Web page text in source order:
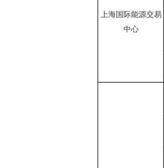
上海国际能源交易
中心